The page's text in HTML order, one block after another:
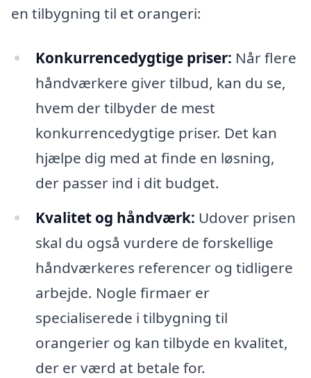
en tilbygning til et orangeri:
Konkurrencedygtige priser: Når flere
håndværkere giver tilbud, kan du se,
hvem der tilbyder de mest
konkurrencedygtige priser. Det kan
hjælpe dig med at finde en løsning,
der passer ind i dit budget.
Kvalitet og håndværk: Udover prisen
skal du også vurdere de forskellige
håndværkeres referencer og tidligere
arbejde. Nogle firmaer er
specialiserede i tilbygning til
orangerier og kan tilbyde en kvalitet,
der er værd at betale for.